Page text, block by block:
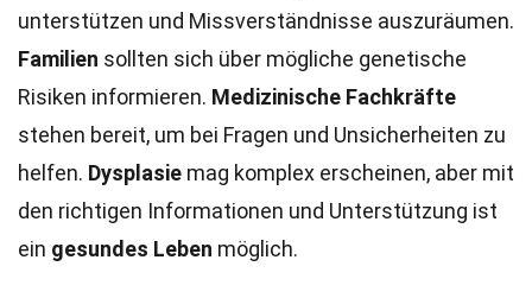
unterstützen und Missverständnisse auszuräumen.
Familien sollten sich über mögliche genetische
Risiken informieren. Medizinische Fachkräfte
stehen bereit, um bei Fragen und Unsicherheiten zu
helfen. Dysplasie mag komplex erscheinen, aber mit
den richtigen Informationen und Unterstützung ist
ein gesundes Leben möglich.